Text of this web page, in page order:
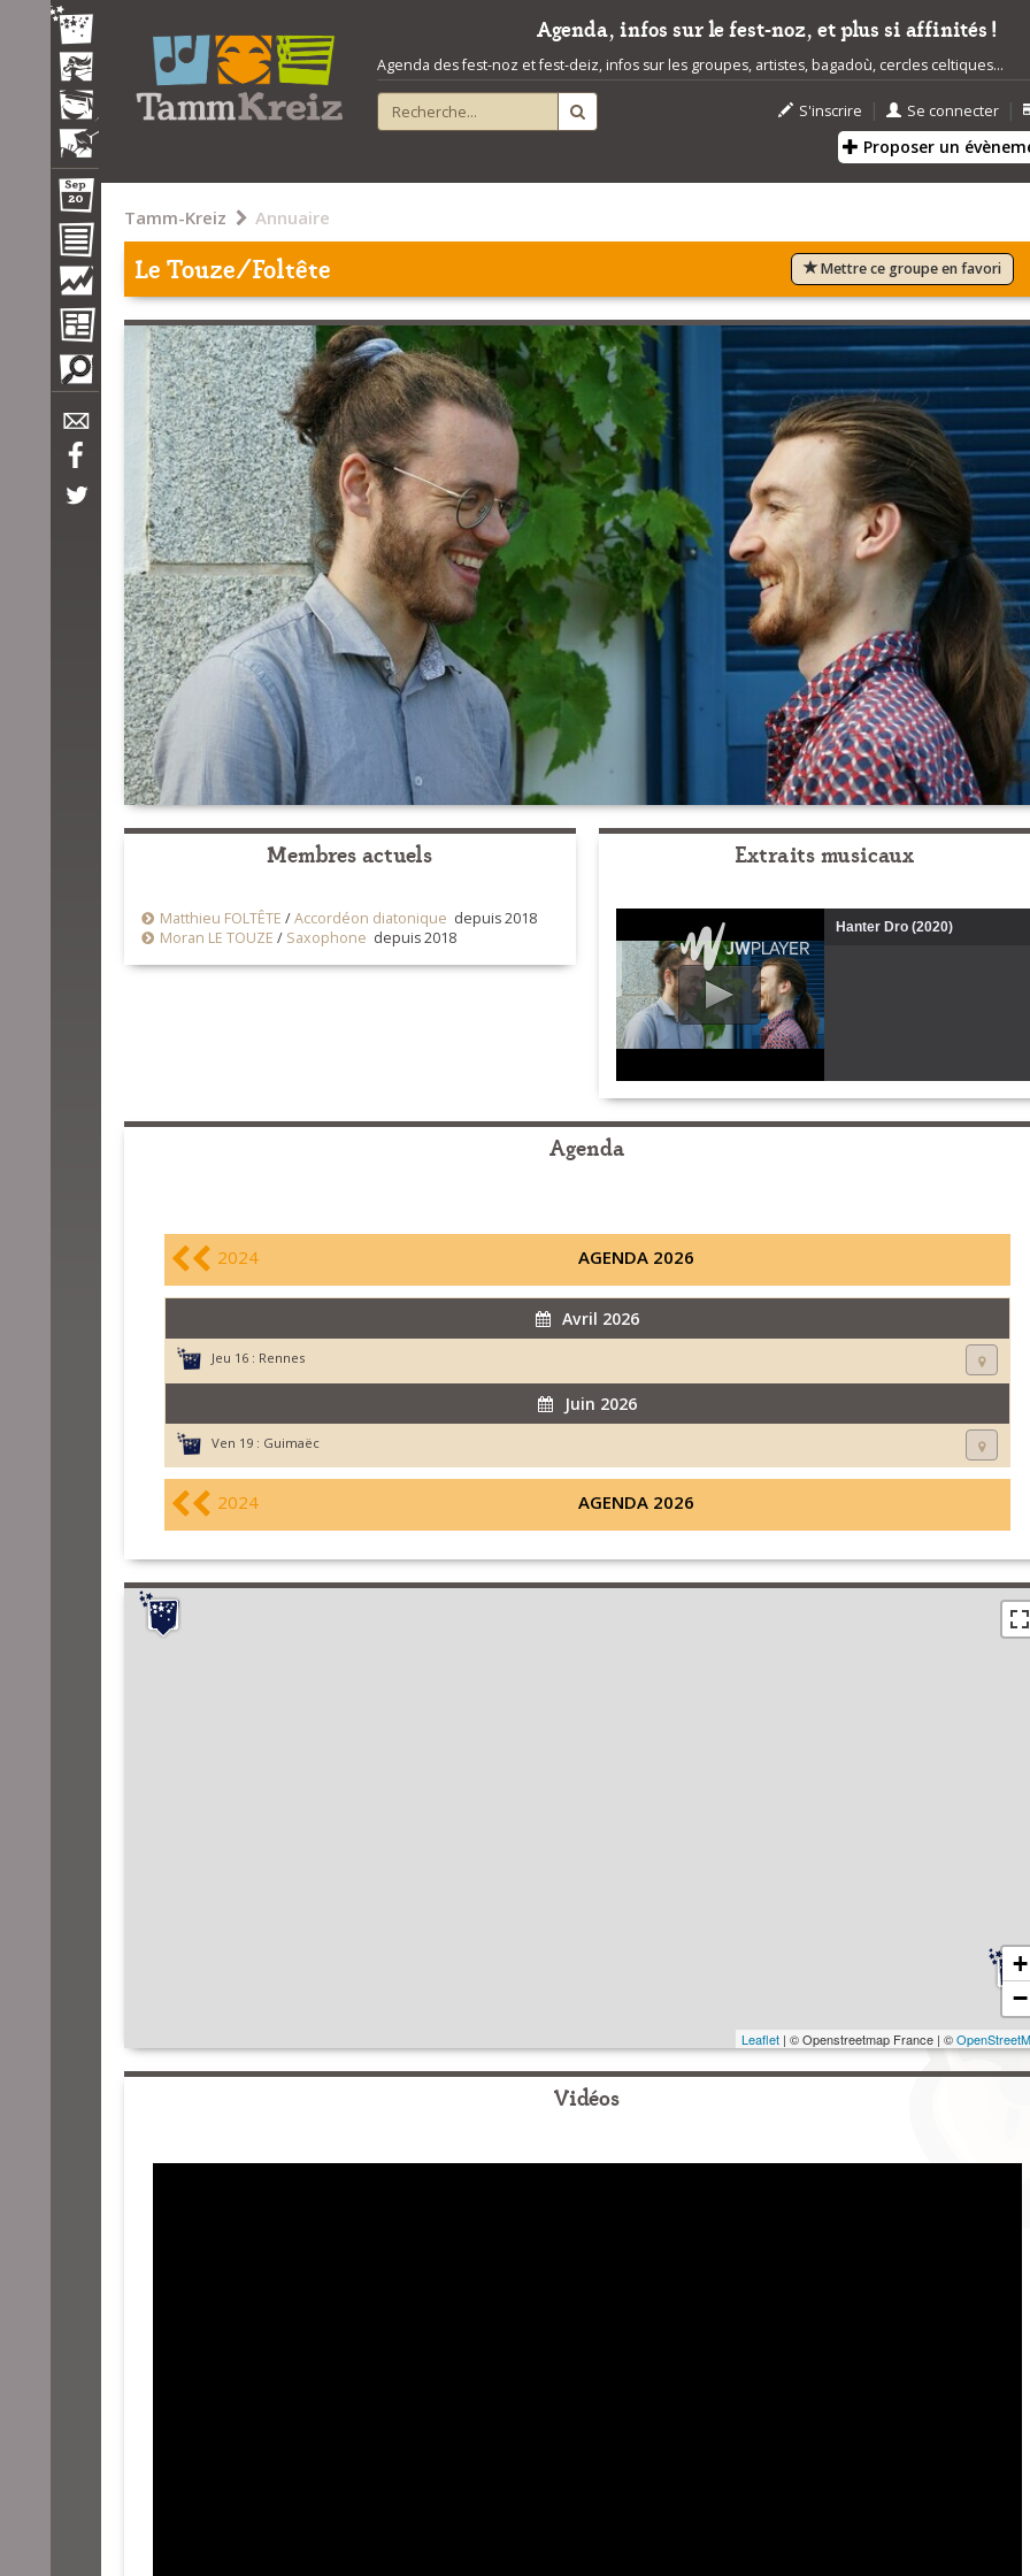
Agenda, infos sur le fest-noz, et plus si affinités !
Agenda des fest-noz et fest-deiz, infos sur les groupes, artistes, bagadoù, cercles celtiques...
S'inscrire | Se connecter |
Proposer un
Tamm-Kreiz Annuaire
Le Touze/Foltête Mettre ce groupe en favori
Membres actuels
Matthieu FOLTÊTE /Accordéon diatonique depuis 2018
Moran LE TOUZE / Saxophone depuis 2018
Extraits musicaux
Hanter Dro (2020)
Agenda
2024 AGENDA 2026
Avril 2026
Jeu 16 : Rennes
Juin 2026
Ven 19 : Guimaëc
2024 AGENDA 2026
+
−
Leaflet| © Openstreetmap France | ©
Vidéos